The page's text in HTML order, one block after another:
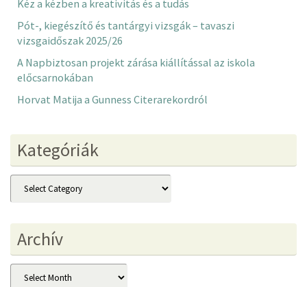
Kéz a kézben a kreativitás és a tudás
Pót-, kiegészítő és tantárgyi vizsgák – tavaszi
vizsgaidőszak 2025/26
A Napbiztosan projekt zárása kiállítással az iskola
előcsarnokában
Horvat Matija a Gunness Citerarekordról
Kategóriák
Kategóriák
Archív
Archív